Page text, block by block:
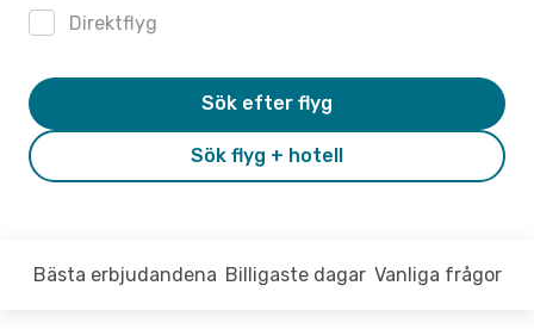
Direktflyg
Sök flyg + hotell
Sök efter flyg
Bästa erbjudandena Billigaste dagar Vanliga frågor